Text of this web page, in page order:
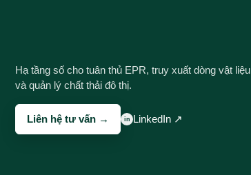
Hạ tầng số cho tuân thủ EPR, truy xuất dòng vật liệu
và quản lý chất thải đô thị.
Liên hệ tư vấn → LinkedIn ↗